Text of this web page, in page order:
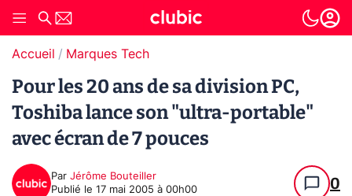
Accueil Marques Tech
Pour les 20 ans de sa division PC,
Toshiba lance son "ultra-portable"
avec écran de 7 pouces
Par Jérôme Bouteiller
Publié le 17 mai 2005 à 00h00 0